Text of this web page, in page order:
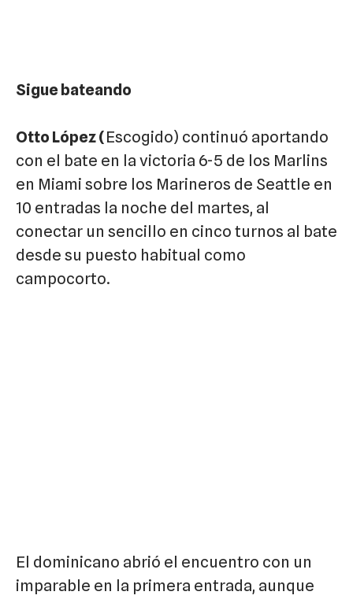
Sigue bateando
Otto López (Escogido) continuó aportando
con el bate en la victoria 6-5 de los Marlins
en Miami sobre los Marineros de Seattle en
10 entradas la noche del martes, al
conectar un sencillo en cinco turnos al bate
desde su puesto habitual como
campocorto.
El dominicano abrió el encuentro con un
imparable en la primera entrada, aunque